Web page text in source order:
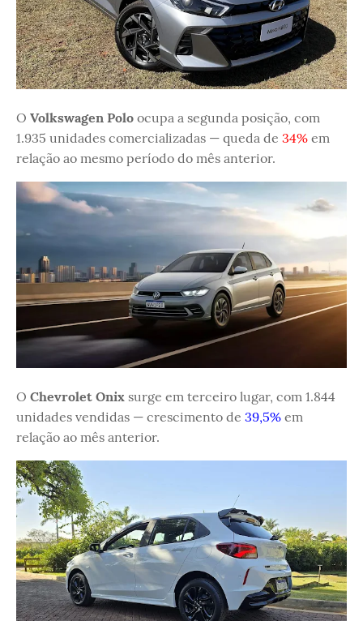
O Volkswagen Polo ocupa a segunda posição, com
1.935 unidades comercializadas — queda de 34% em
relação ao mesmo período do mês anterior.
O Chevrolet Onix surge em terceiro lugar, com 1.844
unidades vendidas — crescimento de 39,5% em
relação ao mês anterior.